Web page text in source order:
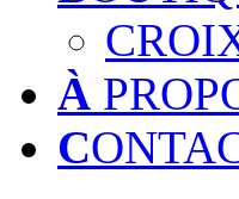
À
C